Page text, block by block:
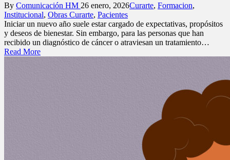
Posted
by
By Comunicación HM 26 enero, 2026Posted
Curarte, Formacion,
Institucional, Obras Curarte, Pacientes
Iniciar un nuevo año suele estar cargado de expectativas, propósitos
y deseos de bienestar. Sin embargo, para las personas que han
recibido un diagnóstico de cáncer o atraviesan un tratamiento…
Read More